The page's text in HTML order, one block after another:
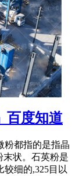
百度知道
粉都指的是指晶
末状。石英粉是
较细的,325目以